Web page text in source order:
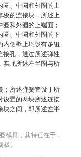
圈、中圈和外圈的上
板的连接块，所述上
和外圈的上端面；
圈、中圈和外圈的下
内侧壁上均设有多组
接孔，通过所述弹性
实现所述左半圈与所
；所述弹簧套设于所
设置的两块所述连接
块之间，即所述左半
模具，其特征在于，
。